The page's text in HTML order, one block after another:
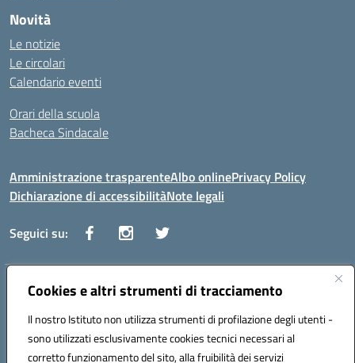
Cookies e altri strumenti di tracciamento
Il nostro Istituto non utilizza strumenti di profilazione degli utenti -
sono utilizzati esclusivamente cookies tecnici necessari al
corretto funzionamento del sito, alla fruibilità dei servizi
Novità
Le notizie
Le circolari
Calendario eventi
Orari della scuola
Bacheca Sindacale
Amministrazione trasparenteAlbo onlinePrivacy Policy
Dichiarazione di accessibilitàNote legali
Seguici su:
Indirizzo:Via Vaccari n.5 e Via Falcone n.20 - 91025 Marsala
Posta elettronica certificata (PEC):tppm03000q@pec.istruzione.it
Codice fiscale: 82004490817